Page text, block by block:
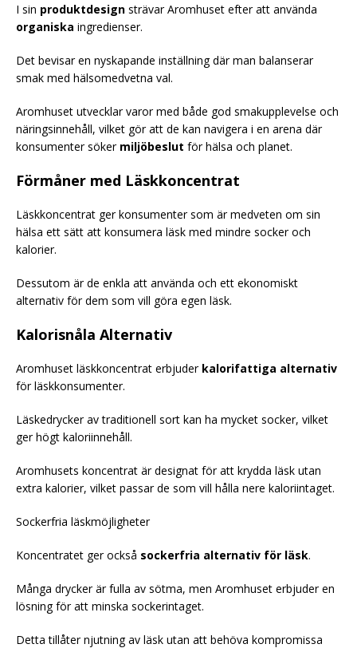
I sin produktdesign strävar Aromhuset efter att använda
organiska ingredienser.
Det bevisar en nyskapande inställning där man balanserar
smak med hälsomedvetna val.
Aromhuset utvecklar varor med både god smakupplevelse och
näringsinnehåll, vilket gör att de kan navigera i en arena där
konsumenter söker miljöbeslut för hälsa och planet.
Förmåner med Läskkoncentrat
Läskkoncentrat ger konsumenter som är medveten om sin
hälsa ett sätt att konsumera läsk med mindre socker och
kalorier.
Dessutom är de enkla att använda och ett ekonomiskt
alternativ för dem som vill göra egen läsk.
Kalorisnåla Alternativ
Aromhuset läskkoncentrat erbjuder kalorifattiga alternativ
för läskkonsumenter.
Läskedrycker av traditionell sort kan ha mycket socker, vilket
ger högt kaloriinnehåll.
Aromhusets koncentrat är designat för att krydda läsk utan
extra kalorier, vilket passar de som vill hålla nere kaloriintaget.
Sockerfria läskmöjligheter
Koncentratet ger också sockerfria alternativ för läsk.
Många drycker är fulla av sötma, men Aromhuset erbjuder en
lösning för att minska sockerintaget.
Detta tillåter njutning av läsk utan att behöva kompromissa